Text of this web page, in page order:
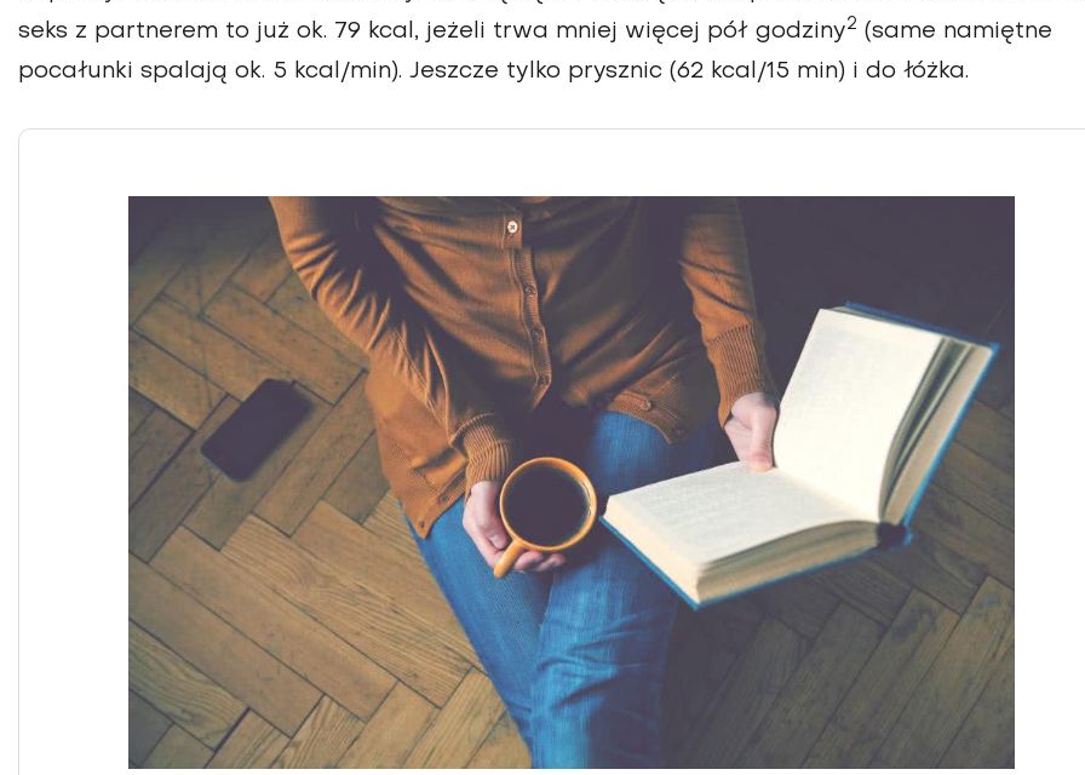
seks z partnerem to już ok. 79 kcal, jeżeli trwa mniej więcej pół godziny2 (same namiętne
pocałunki spalają ok. 5 kcal/min). Jeszcze tylko prysznic (62 kcal/15 min) i do łóżka.